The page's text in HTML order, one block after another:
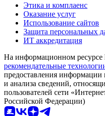
Этика и комплаенс
Оказание услуг
Использование сайтов
Защита персональных
ИТ аккредитация
На информационном ресурсе
рекомендательные
предоставления информации
и анализа сведений,
пользователей сети
Российской Федерации)